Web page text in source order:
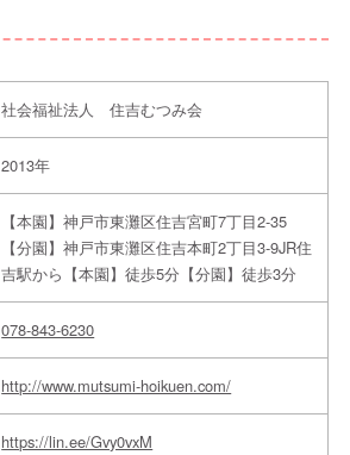
社会福祉法人 住吉むつみ会
2013年
【本園】神戸市東灘区住吉宮町7丁目2-35
【分園】神戸市東灘区住吉本町2丁目3-9JR住
吉駅から【本園】徒歩5分【分園】徒歩3分
078-843-6230
http://www.mutsumi-hoikuen.com/
https://lin.ee/Gvy0vxM